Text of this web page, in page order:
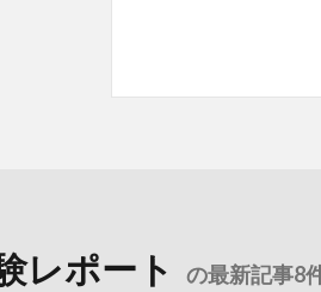
レポート の最新記事8